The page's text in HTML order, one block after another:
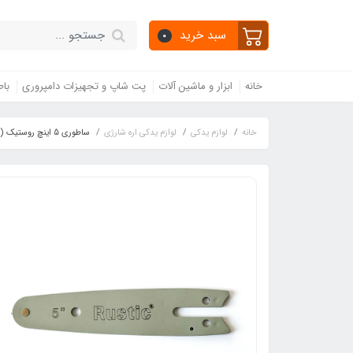
سبد خرید 0
خانه ابزار و ماشین آلات پت شاپ و تجهیزات دامپروری
خانه لوازم یدکی لوازم یدکی اره شارژی ساطوری 5 اینچ روستیک (اورجینال)